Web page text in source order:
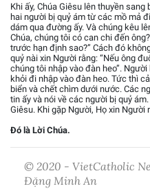
Khi ấy, Chúa Giêsu lên thuyền
hai người bị quỷ ám từ các mồ mả
dám qua đường ấy. Và chúng kêu
Chúa, chúng tôi có can chi đến
trước hạn định sao?” Cách đó
quỷ nài xin Người rằng: “Nếu ông
chúng tôi nhập vào đàn heo”.
khỏi đi nhập vào đàn heo. Tức thì
biển và chết chìm dưới nước. Các
tin ấy và nói về các người bị quỷ
Giêsu. Khi gặp Người, Họ xin Người
Đó là Lời Chúa.
© 2020 - VietCatholic
Đặng Minh An